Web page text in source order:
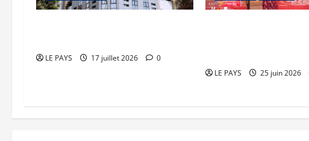
LE PAYS 17 juillet 2026 0
LE PAYS 25 juin 2026